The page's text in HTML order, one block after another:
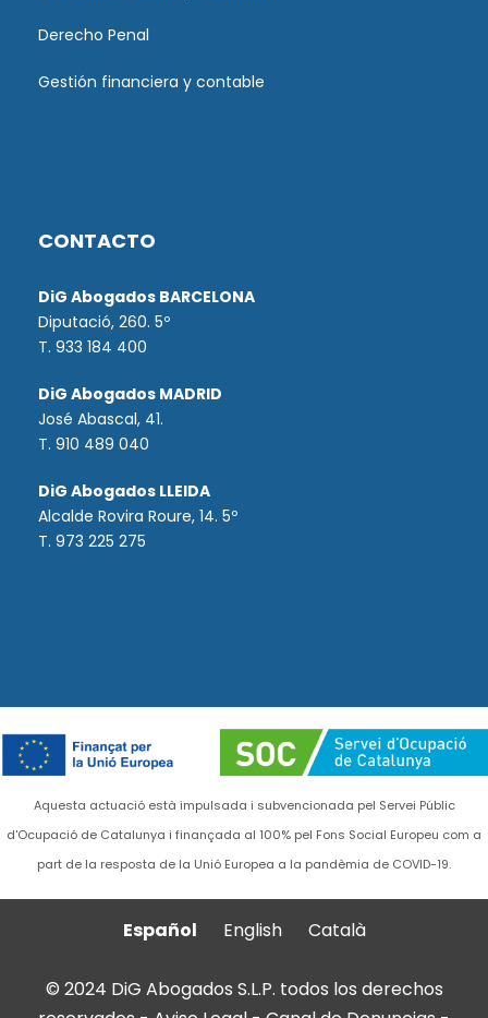
Derecho Penal
Gestión financiera y contable
CONTACTO
DiG Abogados BARCELONA
Diputació, 260. 5º
T. 933 184 400
DiG Abogados MADRID
José Abascal, 41.
T. 910 489 040
DiG Abogados LLEIDA
Alcalde Rovira Roure, 14. 5º
T. 973 225 275
Aquesta actuació està impulsada i subvencionada pel Servei Públic
d'Ocupació de Catalunya i finançada al 100% pel Fons Social Europeu com a
part de la resposta de la Unió Europea a la pandèmia de COVID-19.
Español English Català
© 2024 DiG Abogados S.L.P. todos los derechos